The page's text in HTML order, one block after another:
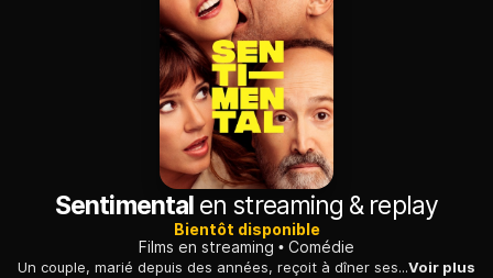
Sentimental en streaming & replay
Bientôt disponible
Films en streaming
Comédie
Un couple, marié depuis des années, reçoit à dîner ses nouveaux voisins qui vivent à l'étage au-dessus de leur appartement et apprennent quelques vérités.Voir plus